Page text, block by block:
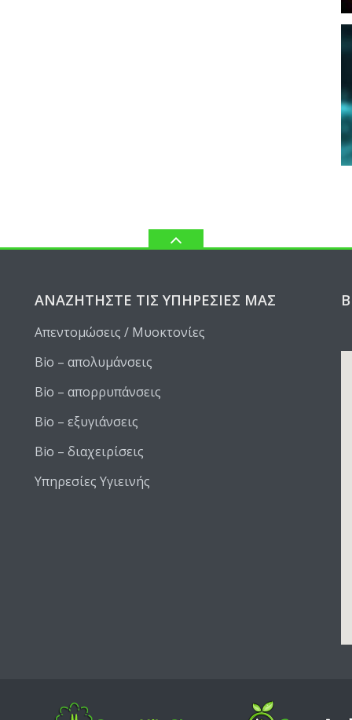
ΑΝΑΖΗΤΉΣΤΕ ΤΙΣ ΥΠΗΡΕΣΊΕΣ ΜΑΣ
Απεντομώσεις / Μυοκτονίες
Bio – απολυμάνσεις
Bio – απορρυπάνσεις
Bio – εξυγιάνσεις
Bio – διαχειρίσεις
Υπηρεσίες Υγιεινής